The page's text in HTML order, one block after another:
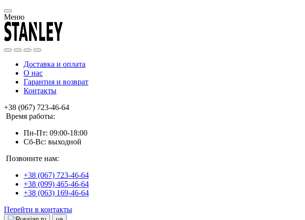
Меню
Доставка и оплата
О нас
Гарантия и возврат
Контакты
+38 (067) 723-46-64
Время работы:
Пн-Пт: 09:00-18:00
Сб-Вс: выходной
Позвоните нам:
+38 (067) 723-46-64
+38 (099) 465-46-64
+38 (063) 169-46-64
Перейти в контакты